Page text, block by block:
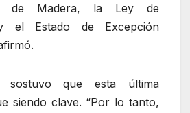
de Madera, la Ley de
el Estado de Excepción
que esta última
siendo clave. “Por lo tanto,